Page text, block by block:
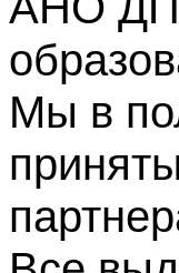
Мы в